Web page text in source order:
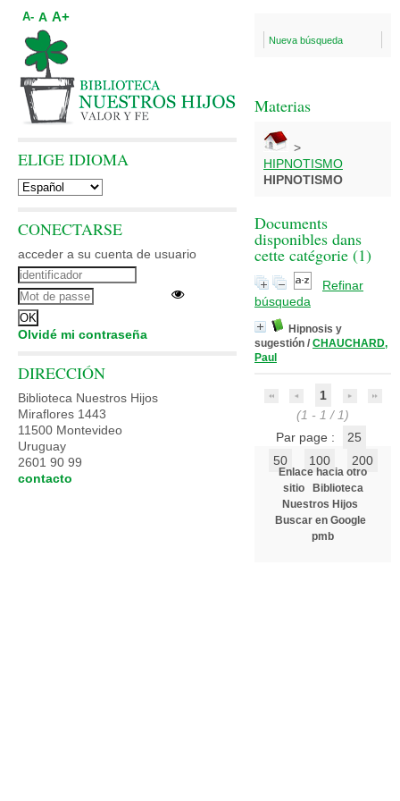
Nueva búsqueda
Materias
>
HIPNOTISMO
HIPNOTISMO
Documents
disponibles dans
cette catégorie (1)
Refinar
búsqueda
Hipnosis y
sugestión / CHAUCHARD,
Paul
1
(1 - 1 / 1)
Par page :
25
50
100 200
Enlace hacia otro
sitio
Biblioteca
Nuestros Hijos
Buscar en Google
pmb
A- A A+
ELIGE IDIOMA
CONECTARSE
acceder a su cuenta de usuario
Olvidé mi contraseña
DIRECCIÓN
Biblioteca Nuestros Hijos
Miraflores 1443
11500 Montevideo
Uruguay
2601 90 99
contacto